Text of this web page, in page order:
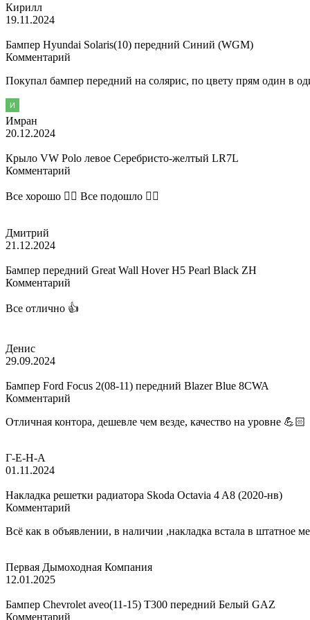
Кирилл
19.11.2024
Бампер Hyundai Solaris(10) передний Синий (WGM)
Комментарий
Покупал бампер передний на солярис, по цвету прям один в
Имран
20.12.2024
Крыло VW Polo левое Серебристо-желтый LR7L
Комментарий
Все хорошо 👌🏽 Все подошло 👍🏽
Дмитрий
21.12.2024
Бампер передний Great Wall Hover H5 Pearl Black ZH
Комментарий
Все отлично 👍
Денис
29.09.2024
Бампер Ford Focus 2(08-11) передний Blazer Blue 8CWA
Комментарий
Отличная контора, дешевле чем везде, качество на уровне 💪🏻
Г-Е-Н-А
01.11.2024
Накладка решетки радиатора Skoda Octavia 4 A8 (2020-нв)
Комментарий
Всё как в объявлении, в наличии ,накладка встала в штатное
Первая Дымоходная Компания
12.01.2025
Бампер Chevrolet aveo(11-15) T300 передний Белый GAZ
Комментарий